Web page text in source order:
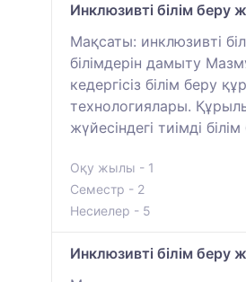
Инклюзивті білім беру
Мақсаты: инклюзивті
білімдерін дамыту
кедергісіз білім беру
технологиялары.
жүйесіндегі тиімді
Оқу жылы - 1
Семестр - 2
Несиелер - 5
Инклюзивті білім беру